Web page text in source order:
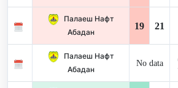
Палаеш Нафт
Абадан
19 21
Палаеш Нафт
Абадан
No data